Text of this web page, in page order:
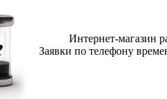
Интернет-магазин
Заявки по телефону